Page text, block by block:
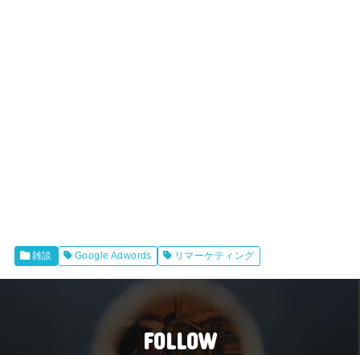
雑談 Google Adwords リマーケティング
FOLLOW